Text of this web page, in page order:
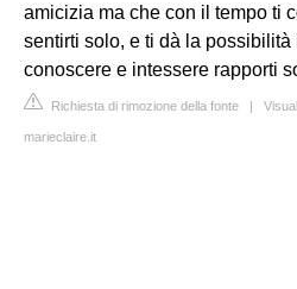
amicizia ma che con il tempo ti
sentirti solo, e ti dà la
conoscere e intessere rapporti
Richiesta di rimozione della fonte |
marieclaire.it